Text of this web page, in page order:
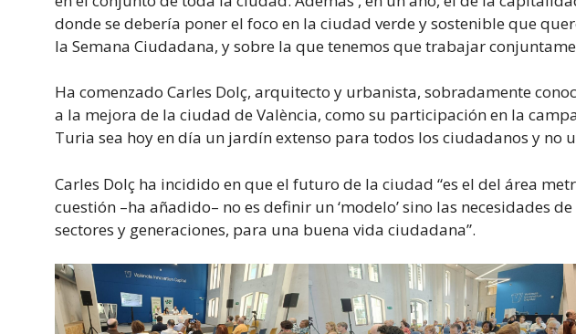
donde se debería poner el foco en la ciudad verde y sostenible que
la Semana Ciudadana, y sobre la que tenemos que trabajar
Ha comenzado Carles Dolç, arquitecto y urbanista, sobradamente
a la mejora de la ciudad de València, como su participación en la
Turia sea hoy en día un jardín extenso para todos los ciudadanos y no
Carles Dolç ha incidido en que el futuro de la ciudad “es el del área
cuestión –ha añadido– no es definir un ‘modelo’ sino las necesidades
sectores y generaciones, para una buena vida ciudadana”.